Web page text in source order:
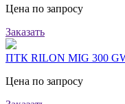
Цена по запросу
Заказать
ПТК RILON MIG 300
Цена по запросу